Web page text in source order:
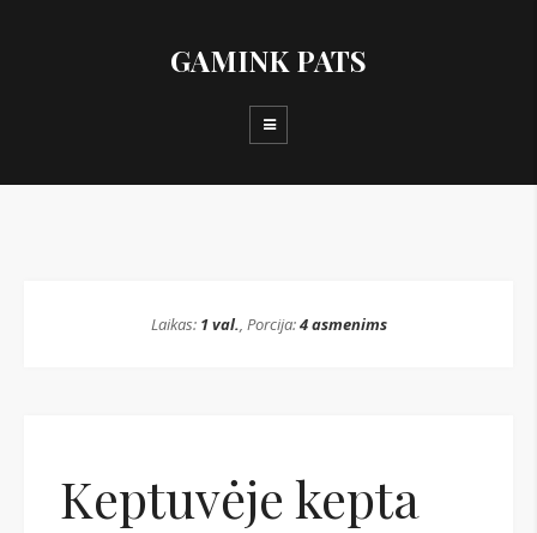
GAMINK PATS
Laikas: 1 val., Porcija:4 asmenims
Keptuvėje kepta